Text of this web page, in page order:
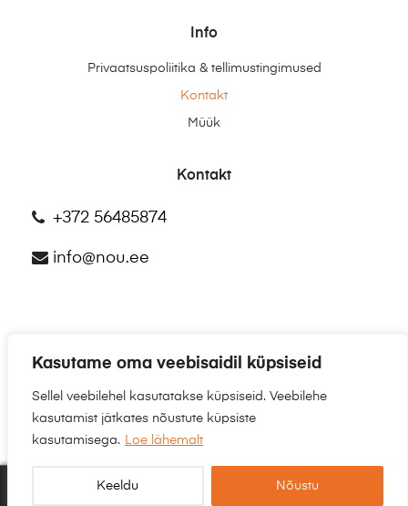
Kasutame oma veebisaidil küpsiseid
Sellel veebilehel kasutatakse küpsiseid. Veebilehe
kasutamist jätkates nõustute küpsiste
kasutamisega. Loe lähemalt
Keeldu Nõustu
Info
Privaatsuspoliitika & tellimustingimused
Kontakt
Müük
Kontakt
+372 56485874
info@nou.ee
©2025NÕU.EE